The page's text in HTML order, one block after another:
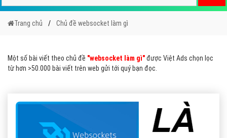
Trang chủ Chủ đề websocket làm gì
Một số bài viết theo chủ đề "websocket làm gì"được Việt Ads chọn lọc
từ hơn >50.000 bài viết trên web gửi tới quý bạn đọc.